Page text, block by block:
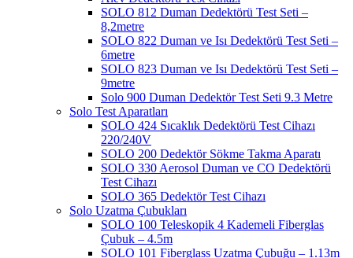
SOLO 812 Duman Dedektörü Test Seti –
8,2metre
SOLO 822 Duman ve Isı Dedektörü Test Seti –
6metre
SOLO 823 Duman ve Isı Dedektörü Test Seti –
9metre
Solo 900 Duman Dedektör Test Seti 9.3 Metre
Solo Test Aparatları
SOLO 424 Sıcaklık Dedektörü Test Cihazı
220/240V
SOLO 200 Dedektör Sökme Takma Aparatı
SOLO 330 Aerosol Duman ve CO Dedektörü
Test Cihazı
SOLO 365 Dedektör Test Cihazı
Solo Uzatma Çubukları
SOLO 100 Teleskopik 4 Kademeli Fiberglas
Çubuk – 4.5m
SOLO 101 Fiberglass Uzatma Çubuğu – 1.13m